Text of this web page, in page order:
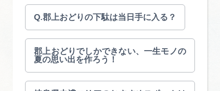
Q.郡上おどりの下駄は当日手に入る？
郡上おどりでしかできない、一生モノの
夏の思い出を作ろう！